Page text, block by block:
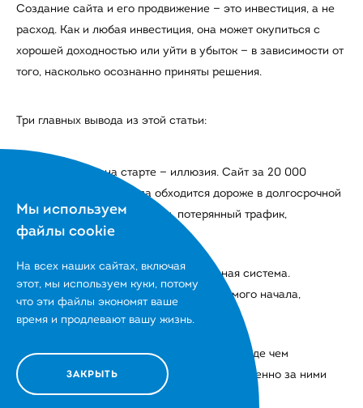
Мы используем
файлы cookie
На всех наших сайтах, включая
этот, мы используем куки, потому
что эти файлы экономят ваше
время и продлевают вашу жизнь.
ЗАКРЫТЬ
Создание сайта и его продвижение — это инвестиция, а не
расход. Как и любая инвестиция, она может окупиться с
хорошей доходностью или уйти в убыток — в зависимости от
того, насколько осознанно приняты решения.
Три главных вывода из этой статьи:
Дешевизна на старте — иллюзия. Сайт за 20 000
рублей почти всегда обходится дороже в долгосрочной
перспективе: переделки, потерянный трафик,
упущенные клиенты.
Разработка и продвижение — единая система.
Планировать их нужно вместе, с самого начала,
закладывая в бюджет оба этапа.
Цена — следствие состава работ. Прежде чем
сравнивать цифры, сравнивайте, что именно за ними
стоит.